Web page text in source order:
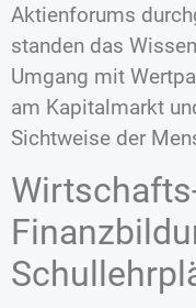
Aktienforums
standen das
Umgang mit
am Kapitalmarkt
Sichtweise der